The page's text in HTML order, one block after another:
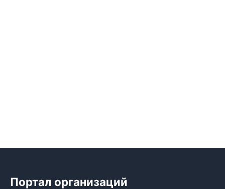
Портал организаций